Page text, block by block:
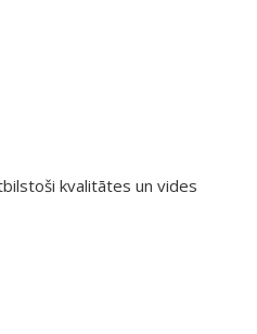
kvalitātes un vides